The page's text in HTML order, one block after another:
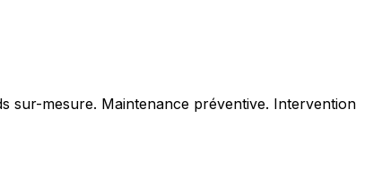
sur-mesure. Maintenance préventive. Intervention